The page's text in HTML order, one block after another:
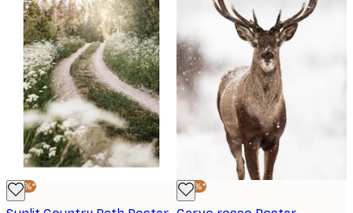
-30%* -30%*